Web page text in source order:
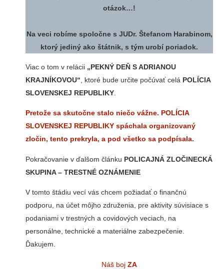
otázok…!
Na veci robíme spoločne s JUDr. Štefanom Harabinom,
ktorý jediný ako štátnik, s tým urobí poriadok.
Viac o tom v relácii „PEKNÝ DEŇ S ADRIANOU
KRAJNÍKOVOU“ , ktoré bude určite počúvať celá POLÍCIA
SLOVENSKEJ REPUBLIKY.
Pretože sa skutočne stalo niečo vážne. POLÍCIA
SLOVENSKEJ REPUBLIKY spáchala organizovaný
zločin, tento prekryla, a pod všetko sa podpísala.
Pokračovanie v ďalšom článku POLICAJNÁ ZLOČINECKÁ
SKUPINA – TRESTNÉ OZNÁMENIE
V tomto štádiu vecí vás chcem požiadať o finančnú
podporu, na účet môjho združenia, pre aktivity súvisiace s
podaniami v trestných a covidových veciach, na
personálne, technické a materiálne zabezpečenie.
Ďakujem.
Náš bojZA